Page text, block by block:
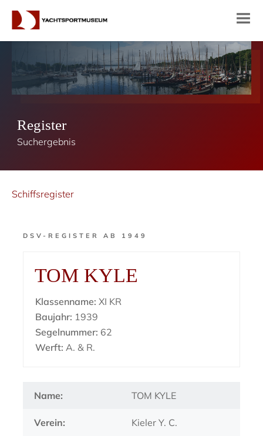
Register
Suchergebnis
Schiffsregister
DSV-REGISTER AB 1949
TOM KYLE
Klassenname: XI KR
Baujahr: 1939
Segelnummer: 62
Werft: A. & R.
Name: TOM KYLE
Verein: Kieler Y. C.